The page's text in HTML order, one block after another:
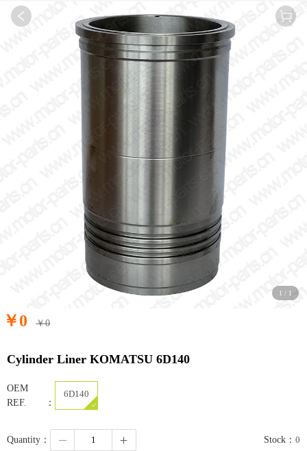
1 / 1
￥0 ￥0
Cylinder Liner KOMATSU 6D140
OEM
REF.：
6D140
Quantity： Stock： 0